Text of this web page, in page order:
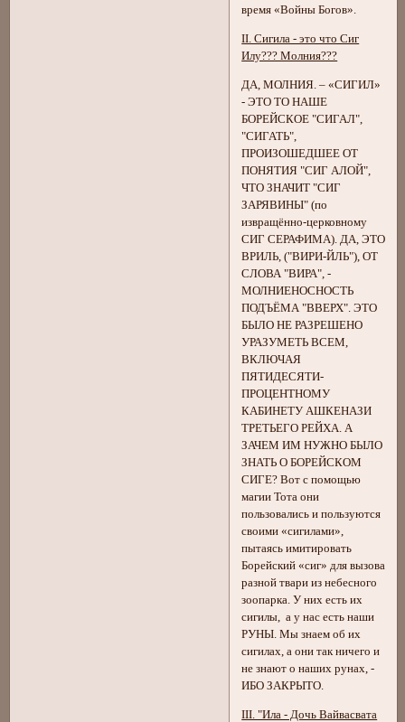
время «Войны Богов».
II. Сигила - это что Сиг
Илу??? Молния???
ДА, МОЛНИЯ. – «СИГИЛ»
- ЭТО ТО НАШЕ
БОРЕЙСКОЕ "СИГАЛ",
"СИГАТЬ",
ПРОИЗОШЕДШЕЕ ОТ
ПОНЯТИЯ "СИГ АЛОЙ",
ЧТО ЗНАЧИТ "СИГ
ЗАРЯВИНЫ" (по
извращённо-церковному
СИГ СЕРАФИМА). ДА, ЭТО
ВРИЛЬ, ("ВИРИ-ЙЛЬ"), ОТ
СЛОВА "ВИРА", -
МОЛНИЕНОСНОСТЬ
ПОДЪЁМА "ВВЕРХ". ЭТО
БЫЛО НЕ РАЗРЕШЕНО
УРАЗУМЕТЬ ВСЕМ,
ВКЛЮЧАЯ
ПЯТИДЕСЯТИ-
ПРОЦЕНТНОМУ
КАБИНЕТУ АШКЕНАЗИ
ТРЕТЬЕГО РЕЙХА. А
ЗАЧЕМ ИМ НУЖНО БЫЛО
ЗНАТЬ О БОРЕЙСКОМ
СИГЕ? Вот с помощью
магии Тота они
пользовались и пользуются
своими «сигилами»,
пытаясь имитировать
Борейский «сиг» для вызова
разной твари из небесного
зоопарка. У них есть их
сигилы, а у нас есть наши
РУНЫ. Мы знаем об их
сигилах, а они так ничего и
не знают о наших рунах, -
ИБО ЗАКРЫТО.
III. "Ила - Дочь Вайвасвата